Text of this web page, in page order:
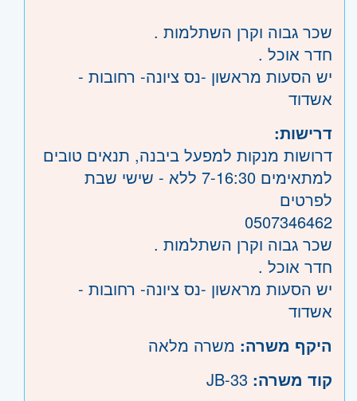
שכר גבוה וקרן השתלמות .
חדר אוכל .
יש הסעות מראשון -נס ציונה- רחובות -
אשדוד
דרישות:
דרושות מנקות למפעל ביבנה, תנאים טובים
למתאימים 7-16:30 ללא - שישי שבת
לפרטים
0507346462
שכר גבוה וקרן השתלמות .
חדר אוכל .
יש הסעות מראשון -נס ציונה- רחובות -
אשדוד
היקף משרה: משרה מלאה
קוד משרה: